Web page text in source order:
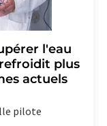
l'eau
plus
actuels
pilote